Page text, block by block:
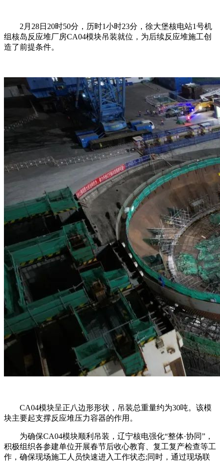
2月28日20时50分，历时1小时23分，徐大堡核电站1号机
组核岛反应堆厂房CA04模块吊装就位，为后续反应堆施工创
造了前提条件。
CA04模块呈正八边形形状，吊装总重量约为30吨。该模
块主要起支撑反应堆压力容器的作用。
为确保CA04模块顺利吊装，辽宁核电强化“整体·协同”，
积极组织各参建单位开展春节后收心教育、复工复产检查等工
作，确保现场施工人员快速进入工作状态;同时，通过现场联